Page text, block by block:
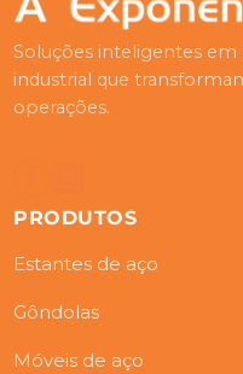
Soluções inteligentes
industrial que
operações.
PRODUTOS
Estantes de aço
Gôndolas
Móveis de aço